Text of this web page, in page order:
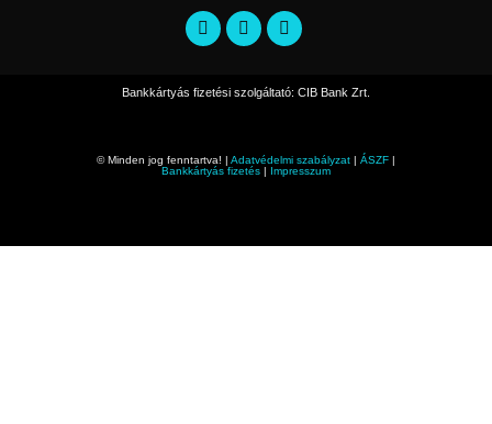
Bankkártyás fizetési szolgáltató: CIB Bank Zrt.
© Minden jog fenntartva! | Adatvédelmi szabályzat | ÁSZF |
Bankkártyás fizetés | Impresszum